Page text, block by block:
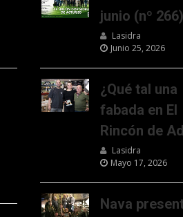
junio (nº 266)
Lasidra
Junio 25, 2026
¿Qué tal una
fabada en El
Rincón de
Lasidra
Mayo 17, 2026
Nava